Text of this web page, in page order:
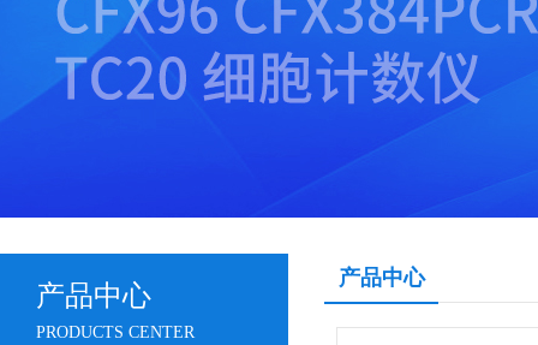
产品中心
PRODUCTS CENTER
产品中心